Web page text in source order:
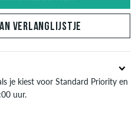
VERLANGLIJSTJE
je kiest voor Standard Priority en
uur.